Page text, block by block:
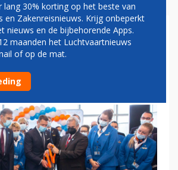
Y'ALL: KLM
IN
lang 30% korting op het beste van
en Zakenreisnieuws. Krijg onbeperkt
nieuws en de bijbehorende Apps.
maanden het Luchtvaartnieuws
of op de mat.